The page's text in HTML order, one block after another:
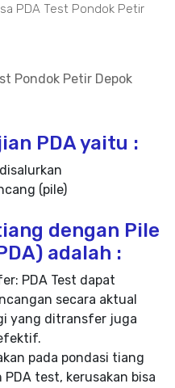
PDA Test Pondok Petir
Pondok Petir Depok
PDA yaitu :
(pile)
dengan Pile
adalah :
PDA Test dapat
secara aktual
yang ditransfer juga
pada pondasi tiang
test, kerusakan bisa